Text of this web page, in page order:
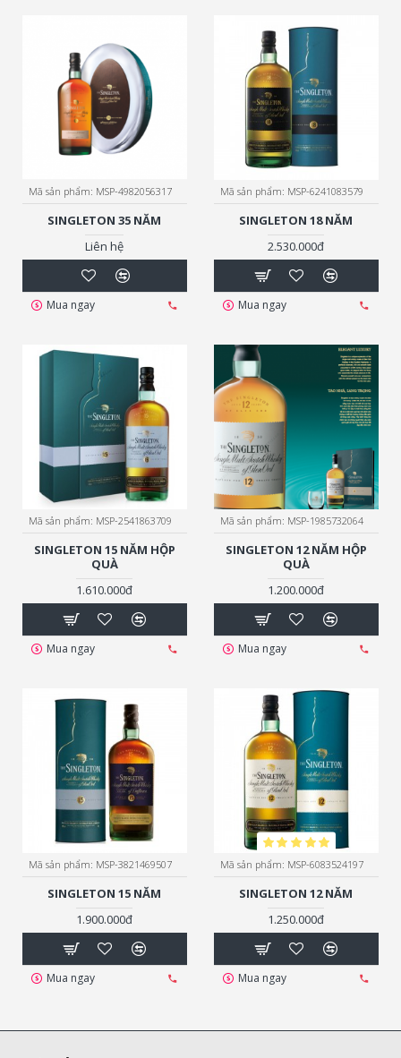
Mã sản phẩm: MSP-4982056317
SINGLETON 35 NĂM
Liên hệ
Mua ngay
Mã sản phẩm: MSP-6241083579
SINGLETON 18 NĂM
2.530.000đ
Mua ngay
Mã sản phẩm: MSP-2541863709
SINGLETON 15 NĂM HỘP
QUÀ
1.610.000đ
Mua ngay
Mã sản phẩm: MSP-1985732064
SINGLETON 12 NĂM HỘP
QUÀ
1.200.000đ
Mua ngay
Mã sản phẩm: MSP-3821469507
SINGLETON 15 NĂM
1.900.000đ
Mua ngay
Mã sản phẩm: MSP-6083524197
SINGLETON 12 NĂM
1.250.000đ
Mua ngay